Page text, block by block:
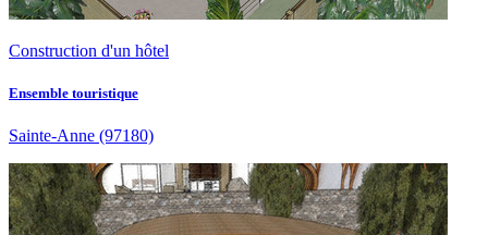
Construction d'un hôtel
Ensemble touristique
Sainte-Anne (97180)